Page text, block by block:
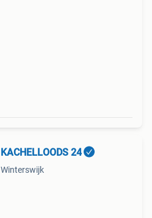
KACHELLOODS 24
Winterswijk